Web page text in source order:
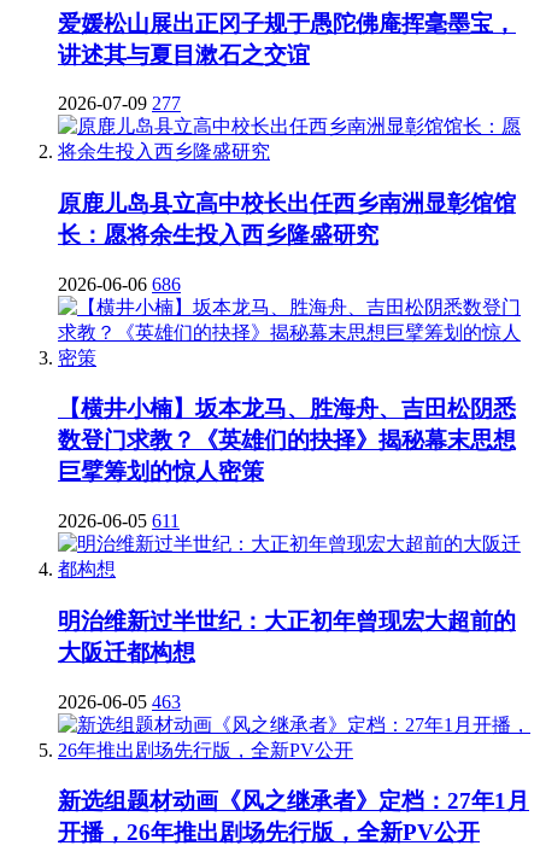
爱媛松山展出正冈子规于愚陀佛庵挥毫墨宝，
讲述其与夏目漱石之交谊
2026-07-09 277
原鹿儿岛县立高中校长出任西乡南洲显彰馆馆
长：愿将余生投入西乡隆盛研究
2026-06-06 686
【横井小楠】坂本龙马、胜海舟、吉田松阴悉
数登门求教？《英雄们的抉择》揭秘幕末思想
巨擘筹划的惊人密策
2026-06-05 611
明治维新过半世纪：大正初年曾现宏大超前的
大阪迁都构想
2026-06-05 463
新选组题材动画《风之继承者》定档：27年1月
开播，26年推出剧场先行版，全新PV公开